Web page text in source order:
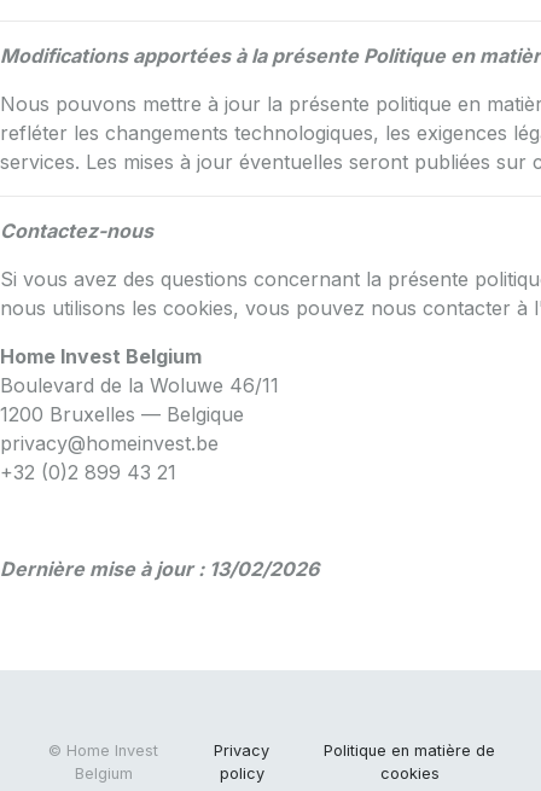
Modifications apportées à la présente Politique en
Nous pouvons mettre à jour la présente politique en
refléter les changements technologiques, les exigences
services. Les mises à jour éventuelles seront publiées sur
Contactez-nous
Si vous avez des questions concernant la présente
nous utilisons les cookies, vous pouvez nous contacter à
Home Invest Belgium
Boulevard de la Woluwe 46/11
1200 Bruxelles — Belgique
privacy@homeinvest.be
+32 (0)2 899 43 21
Dernière mise à jour : 13/02/2026
© Home Invest
Belgium
Privacy
policy
Politique en matière de
cookies